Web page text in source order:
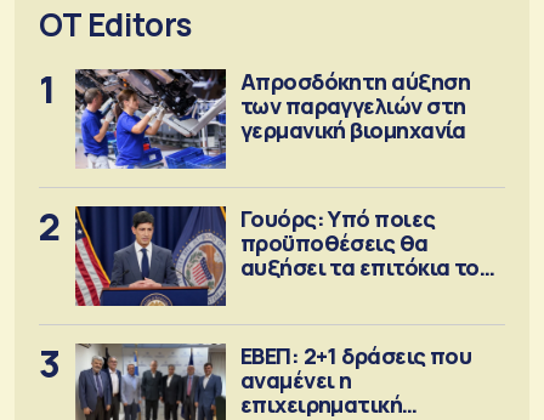
OT Editors
1
Απροσδόκητη αύξηση
των παραγγελιών στη
γερμανική βιομηχανία
2
Γουόρς: Υπό ποιες
προϋποθέσεις θα
αυξήσει τα επιτόκια τον
3
ΕΒΕΠ: 2+1 δράσεις που
αναμένει η
επιχειρηματική